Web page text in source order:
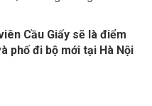
Cầu Giấy sẽ là điểm
phố đi bộ mới tại Hà Nội